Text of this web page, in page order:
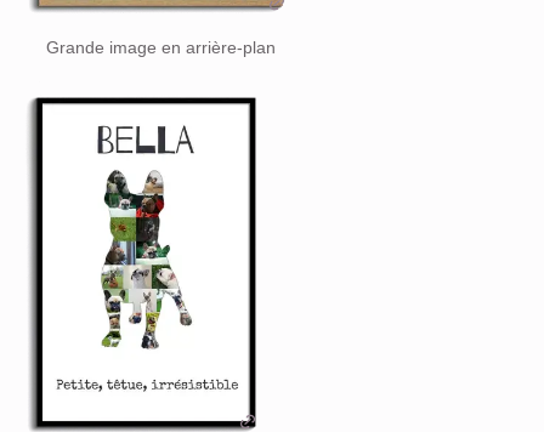
Grande image en arrière-plan